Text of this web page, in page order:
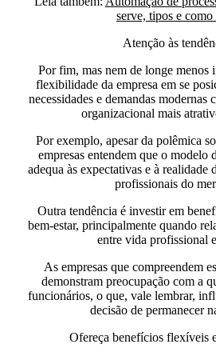
serve, tipos e como
Atenção às
Por fim, mas nem de longe menos
flexibilidade da empresa em se
necessidades e demandas
organizacional mais
Por exemplo, apesar da polêmica
empresas entendem que o modelo
adequa às expectativas e à realidade
profissionais do
Outra tendência é investir em
bem-estar, principalmente quando
entre vida profissional
As empresas que compreendem
demonstram preocupação com a
funcionários, o que, vale lembrar,
decisão de permanecer
Ofereça benefícios flexíveis